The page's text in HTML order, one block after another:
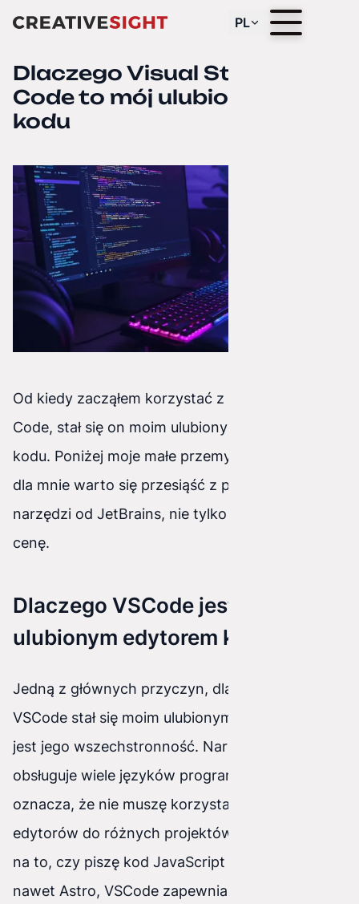
PL
Dlaczego Visual Studio
Code to mój ulubiony edytor
kodu
Od kiedy zacząłem korzystać z Visual Studio
Code, stał się on moim ulubionym edytorem
kodu. Poniżej moje małe przemyślenia dlaczego
dla mnie warto się przesiąść z popularnych
narzędzi od JetBrains, nie tylko ze względu na
cenę.
Dlaczego VSCode jest moim
ulubionym edytorem kodu
Jedną z głównych przyczyn, dla których
VSCode stał się moim ulubionym edytorem kodu,
jest jego wszechstronność. Narzędzie to
obsługuje wiele języków programowania, co
oznacza, że nie muszę korzystać z różnych
edytorów do różnych projektów. Bez względu
na to, czy piszę kod JavaScript czy SCSS, czy
nawet Astro, VSCode zapewnia mi wszystkie